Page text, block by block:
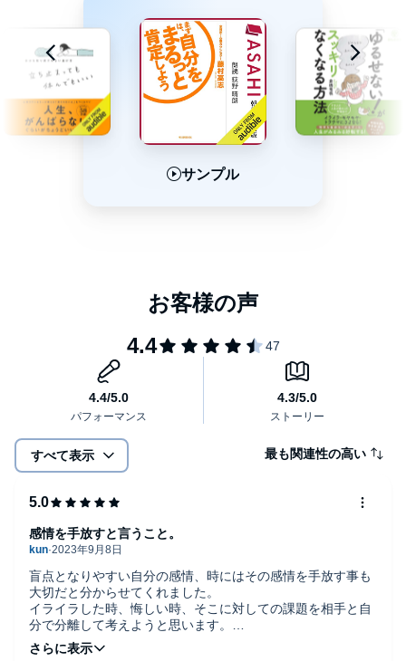
サンプル
すべて表示 最も関連性の高い
盲点となりやすい自分の感情、時にはその感情を手放す事も
大切だと分からせてくれました。
イライラした時、悔しい時、そこに対しての課題を相手と自
分で分離して考えようと思います。
新しい発見をありがとうございます。
感情を手放すと言うこと。